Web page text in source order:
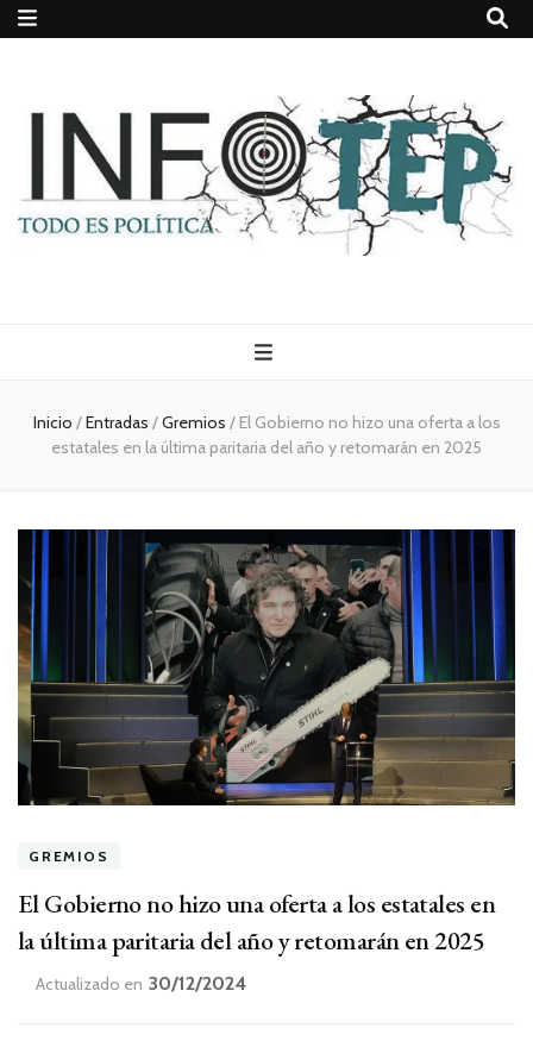
Todo es
(rosca)
política
Inicio /Entradas /Gremios / El Gobierno no hizo una oferta a los
estatales en la última paritaria del año y retomarán en 2025
GREMIOS
El Gobierno no hizo una oferta a los estatales en
la última paritaria del año y retomarán en 2025
Actualizado en 30/12/2024